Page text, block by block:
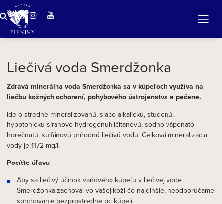
Liečivá voda Smerdžonka
Zdravá minerálna voda Smerdžonka sa v kúpeľoch využíva na
liečbu kožných ochorení, pohybového ústrojenstva a pečene.
Ide o stredne mineralizovanú, slabo alkalickú, studenú,
hypotonickú síranovo-hydrogénuhličitanovú, sodno-vápenato-
horečnatú, sulfánovú prírodnú liečivú vodu. Celková mineralizácia
vody je 1172 mg/l.
Pocíťte úľavu
Aby sa liečivý účinok vaňového kúpeľu v liečivej vode
Smerdžonka zachoval vo vašej koži čo najdlhšie, neodporúčame
sprchovanie bezprostredne po kúpeli.